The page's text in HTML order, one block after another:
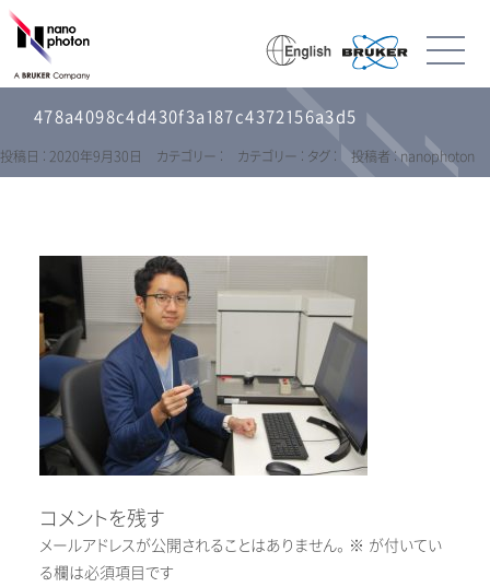
478a4098c4d430f3a187c4372156a3d5
投稿日 : 2020年9月30日 カテゴリー : カテゴリー : タグ : 投稿者 : nanophoton
コメントを残す
メールアドレスが公開されることはありません。 ※ が付いてい
る欄は必須項目です